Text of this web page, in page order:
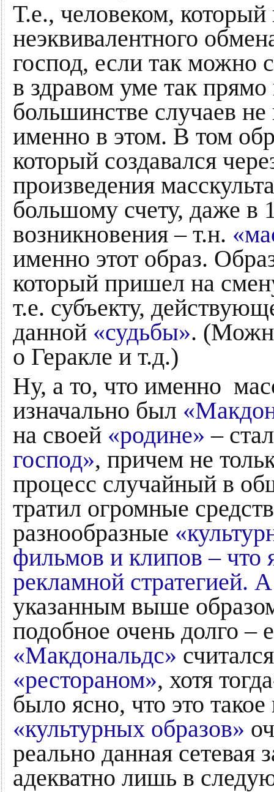
Т.е., человеком, который
неэквивалентного
господ, если так можно
в здравом уме так
большинстве случаев
именно в этом. В том
который создавался
произведения
большому счету, даже в
возникновения – т.н.
именно этот образ.
который пришел на
т.е. субъекту,
данной «судьбы».
о Геракле и т.д.)
Ну, а то, что именно
изначально был
на своей «родине» –
господ», причем не
процесс случайный в
тратил огромные
разнообразные
фильмов и клипов – что
рекламной стратегией.
указанным выше
подобное очень долго –
«Макдональдс»
«рестораном», хотя
было ясно, что это
«культурных образов»
реально данная сетевая
адекватно лишь в